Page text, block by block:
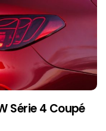
Série 4 Coupé